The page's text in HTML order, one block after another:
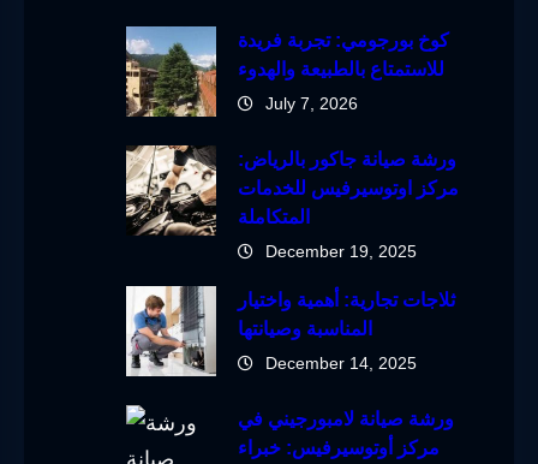
كوخ بورجومي: تجربة فريدة
للاستمتاع بالطبيعة والهدوء
July 7, 2026
ورشة صيانة جاكور بالرياض:
مركز اوتوسيرفيس للخدمات
المتكاملة
December 19, 2025
ثلاجات تجارية: أهمية واختيار
المناسبة وصيانتها
December 14, 2025
ورشة صيانة لامبورجيني في
مركز أوتوسيرفيس: خبراء